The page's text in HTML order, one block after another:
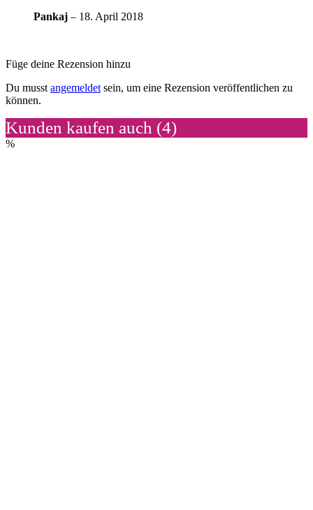
Pankaj – 18. April 2018
Füge deine Rezension hinzu
Du musst angemeldet sein, um eine Rezension veröffentlichen zu
können.
Kunden kaufen auch (4)
%